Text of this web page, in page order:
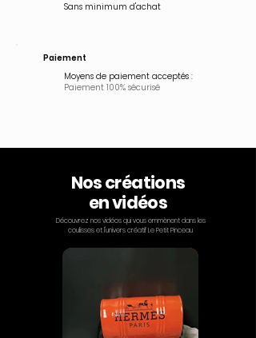
Sans minimum d'achat
Paiement
Moyens de paiement acceptés :
Paiement 100% sécurisé
Nos créations
en vidéos
Découvrez nos vidéos qui vous emmènent dans les
coulisses et l'univers créatif Le Petit Pinceau